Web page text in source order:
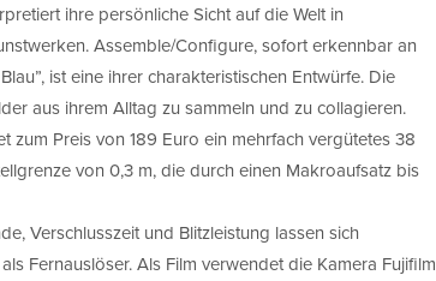
ihre persönliche Sicht auf die Welt in
Assemble/Configure, sofort erkennbar an
ist eine ihrer charakteristischen Entwürfe. Die
aus ihrem Alltag zu sammeln und zu collagieren.
zum Preis von 189 Euro ein mehrfach vergütetes 38
von 0,3 m, die durch einen Makroaufsatz bis
Verschlusszeit und Blitzleistung lassen sich
Fernauslöser. Als Film verwendet die Kamera Fujifilm